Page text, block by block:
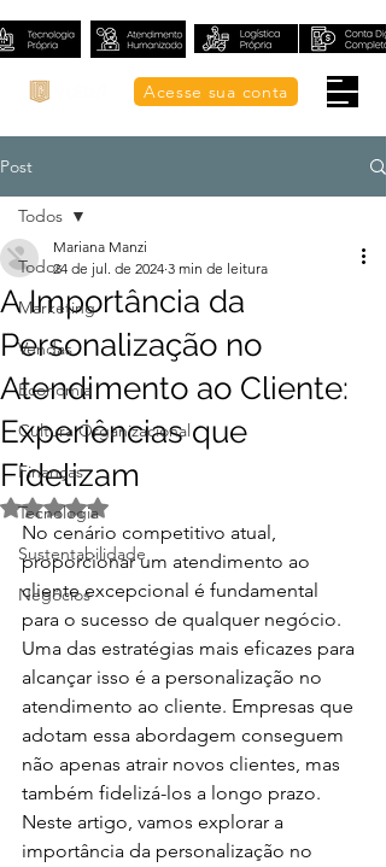
Acesse sua conta
Post
Todos
Marketing
Vendas
Economia
Cultura Organizacional
Finanças
Tecnologia
Sustentabilidade
Negócios
Todos
A Importância da
Personalização no
Atendimento ao Cliente:
Experiências que
Fidelizam
Mariana Manzi
24 de jul. de 2024 3 min de leitura
Avaliado com NaN de 5 estrelas.
No cenário competitivo atual,
proporcionar um atendimento ao
cliente excepcional é fundamental
para o sucesso de qualquer negócio.
Uma das estratégias mais eficazes para
alcançar isso é a personalização no
atendimento ao cliente. Empresas que
adotam essa abordagem conseguem
não apenas atrair novos clientes, mas
também fidelizá-los a longo prazo.
Neste artigo, vamos explorar a
importância da personalização no